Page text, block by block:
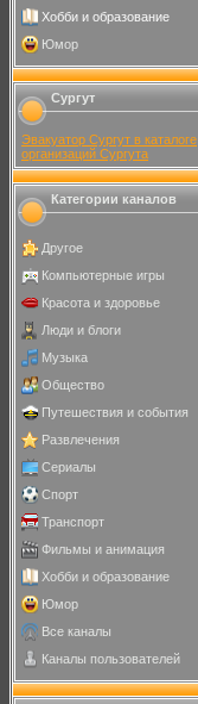
Хобби и образование
Юмор
Сургут
Эвакуатор Сургут в каталоге
организаций Сургута
Категории каналов
Другое
Компьютерные игры
Красота и здоровье
Люди и блоги
Музыка
Общество
Путешествия и события
Развлечения
Сериалы
Спорт
Транспорт
Фильмы и анимация
Хобби и образование
Юмор
Все каналы
Каналы пользователей